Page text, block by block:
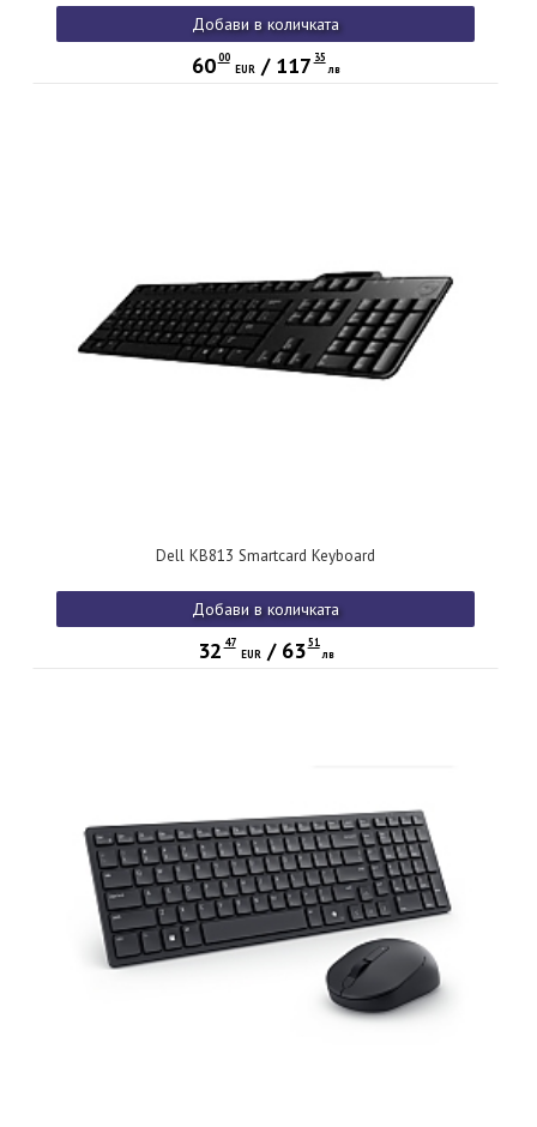
Добави в количката
60 00
EUR/ 117 35
лв
Dell KB813 Smartcard Keyboard
Добави в количката
32 47
EUR/ 63 51
лв